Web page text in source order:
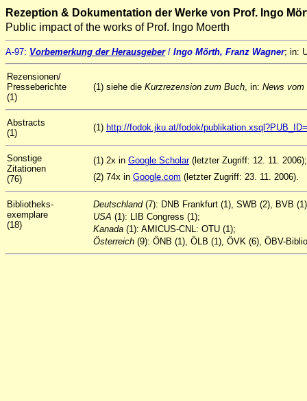
Rezeption & Dokumentation der Werke von Prof. Ingo
Public impact of the works of Prof. Ingo Moerth
A-97: Vorbemerkung der Herausgeber/ Ingo Mörth, Franz Wagner; in:
Rezensionen/
Presseberichte
(1)
(1) siehe die Kurzrezension zum Buch, in: News vom
Abstracts
(1)
(1) http://fodok.jku.at/fodok/
Sonstige
Zitationen
(76)
(1) 2x in Google Scholar(letzter Zugriff: 12. 11. 2006);
(2) 74x in Google.com (letzter Zugriff: 23. 11. 2006).
Bibliotheks-
exemplare
(18)
Deutschland (7): DNB Frankfurt (1), SWB (2), BVB
USA (1): LIB Congress (1);
Kanada (1): AMICUS-CNL: OTU (1);
Österreich (9): ÖNB (1), ÖLB (1), ÖVK (6), ÖBV-